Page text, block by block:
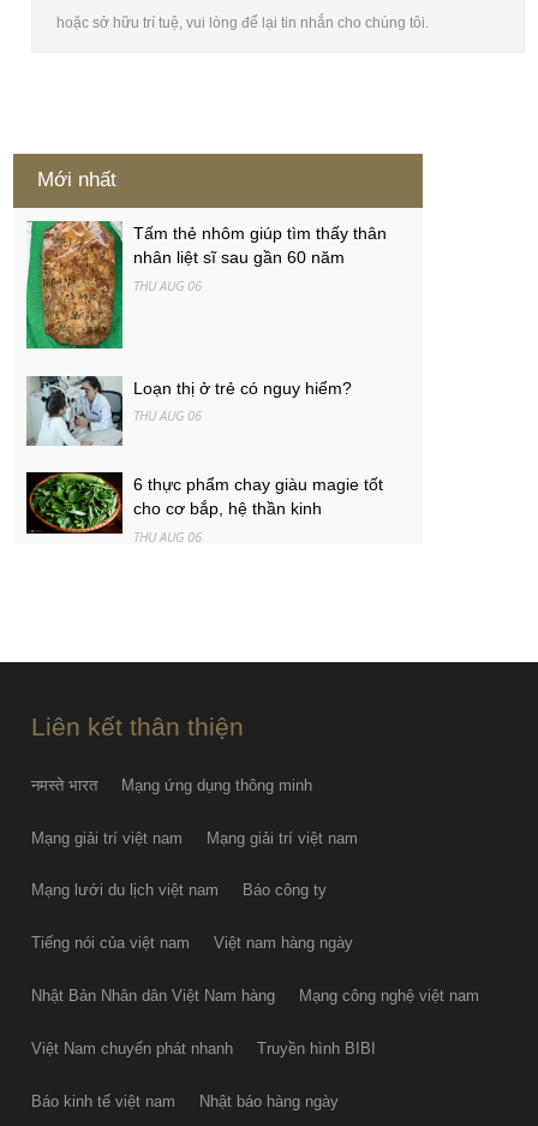
hoặc sở hữu trí tuệ, vui lòng để lại tin nhắn cho chúng tôi.
Mới nhất
Tấm thẻ nhôm giúp tìm thấy thân
nhân liệt sĩ sau gần 60 năm
THU AUG 06
Loạn thị ở trẻ có nguy hiểm?
THU AUG 06
6 thực phẩm chay giàu magie tốt
cho cơ bắp, hệ thần kinh
THU AUG 06
Liên kết thân thiện
नमस्ते भारत Mạng ứng dụng thông minh
Mạng giải trí việt nam Mạng giải trí việt nam
Mạng lưới du lịch việt nam Báo công ty
Tiếng nói của việt nam Việt nam hàng ngày
Nhật Bản Nhân dân Việt Nam hàng Mạng công nghệ việt nam
Việt Nam chuyển phát nhanh Truyền hình BIBI
Báo kinh tế việt nam Nhật báo hàng ngày